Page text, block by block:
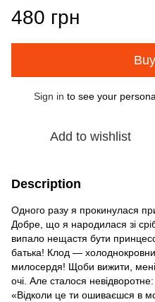
480 грн
Sign in to see your
Add to wishlist
Description
Одного разу я прокинулася
Добре, що я народилася зі
випало нещастя бути
батька! Клод —
милосердя! Щоби вижити,
очі. Але сталося невідворотне:
«Відколи це ти ошиваєшся в